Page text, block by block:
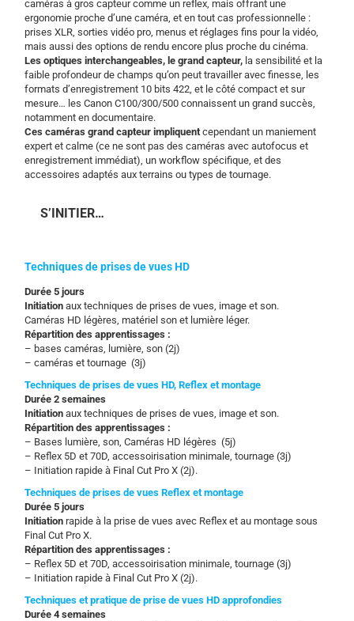
caméras à gros capteur comme un reflex, mais offrant une
ergonomie proche d’une caméra, et en tout cas professionnelle :
prises XLR, sorties vidéo pro, menus et réglages fins pour la vidéo,
mais aussi des options de rendu encore plus proche du cinéma.
Les optiques interchangeables, le grand capteur, la sensibilité et la
faible profondeur de champs qu’on peut travailler avec finesse, les
formats d’enregistrement 10 bits 422, et le côté compact et sur
mesure… les Canon C100/300/500 connaissent un grand succès,
notamment en documentaire.
Ces caméras grand capteur impliquent cependant un maniement
expert et calme (ce ne sont pas des caméras avec autofocus et
enregistrement immédiat), un workflow spécifique, et des
accessoires adaptés aux terrains ou types de tournage.
S’INITIER…
Techniques de prises de vues HD
Durée 5 jours
Initiation aux techniques de prises de vues, image et son.
Caméras HD légères, matériel son et lumière léger.
Répartition des apprentissages :
– bases caméras, lumière, son (2j)
– caméras et tournage (3j)
Techniques de prises de vues HD, Reflex et montage
Durée 2 semaines
Initiation aux techniques de prises de vues, image et son.
Répartition des apprentissages :
– Bases lumière, son, Caméras HD légères (5j)
– Reflex 5D et 70D, accessoirisation minimale, tournage (3j)
– Initiation rapide à Final Cut Pro X (2j).
Techniques de prises de vues Reflex et montage
Durée 5 jours
Initiation rapide à la prise de vues avec Reflex et au montage sous
Final Cut Pro X.
Répartition des apprentissages :
– Reflex 5D et 70D, accessoirisation minimale, tournage (3j)
– Initiation rapide à Final Cut Pro X (2j).
Techniques et pratique de prise de vues HD approfondies
Durée 4 semaines